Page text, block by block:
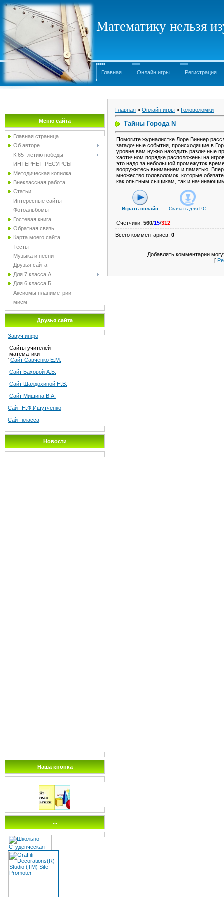
Математику нельзя
Главная Онлайн игры Регистрация
Меню сайта
Главная страница
Об авторе
К 65 -летию победы
ИНТЕРНЕТ-РЕСУРСЫ
Методическая копилка
Внеклассная работа
Статьи
Интересные сайты
Фотоальбомы
Гостевая книга
Обратная связь
Карта моего сайта
Тесты
Музыка и песни
Друзья сайта
Для 7 класса А
Для 6 класса Б
Аксиомы планиметрии
мисм
Друзья сайта
Завуч.инфо
-------------------------
Сайты учителей
математики
' Сайт Савченко Е.М.
----------------------------
Сайт Баховой А.Б.
----------------------------
Сайт Шалдохиной Н.В.
---------------------------
Сайт Мишина В.А.
-----------------------------
Сайт Н.Ф.Ишутченко
------------------------------
Сайт класса
-------------------------------
Новости
Наша кнопка
...
Главная » Онлайн игры » Головоломки
Тайны Города N
Помогите журналистке Лоре Виннер
загадочные события, происходящие в
уровне вам нужно находить различные
хаотичном порядке расположены на
это надо за небольшой промежуток
вооружитесь вниманием и памятью.
множество головоломок, которые
как опытным сыщикам, так и
Играть онлайн Скачать для PC
Счетчики: 560/15/312
Всего комментариев: 0
Добавлять комментарии
[